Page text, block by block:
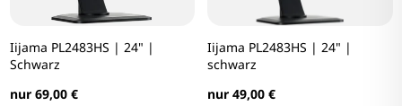
Iijama PL2483HS | 24" |
Schwarz
nur 69,00 €
Iijama PL2483HS | 24" |
schwarz
nur 49,00 €